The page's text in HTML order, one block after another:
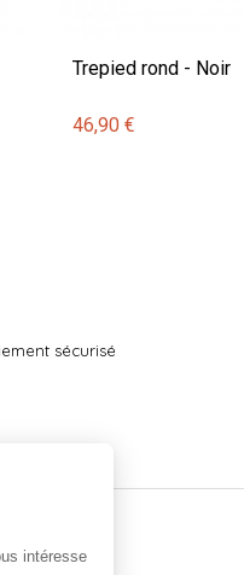
Trepied rond - Noir
46,90 €
sécurisé
intéresse